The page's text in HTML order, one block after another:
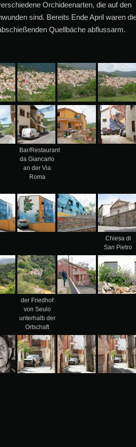
Orchideenarten, die auf den
sind. Bereits Ende April waren
Quellbäche abflussarm.
Bar/Restaurant
da Giancarlo
an der Via
Roma
Chiesa di
San Pietro
der Friedhof
von Seulo
unterhalb der
Ortschaft